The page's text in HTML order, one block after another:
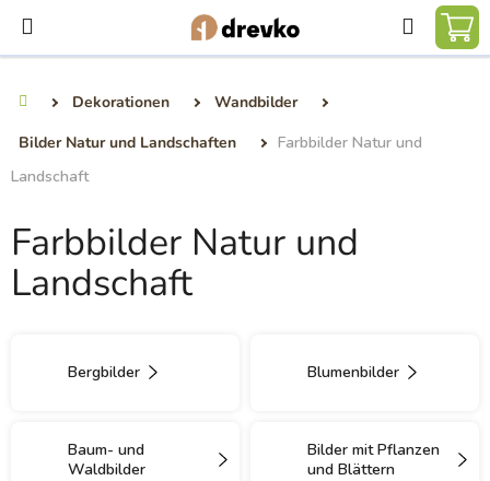
Inhalt
springen
Suchen
Dekorationen
Wandbilder
Bilder Natur und Landschaften
Farbbilder Natur und
Landschaft
Farbbilder Natur und
Landschaft
Bergbilder Blumenbilder
Baum- und
Waldbilder
Bilder mit Pflanzen
und Blättern